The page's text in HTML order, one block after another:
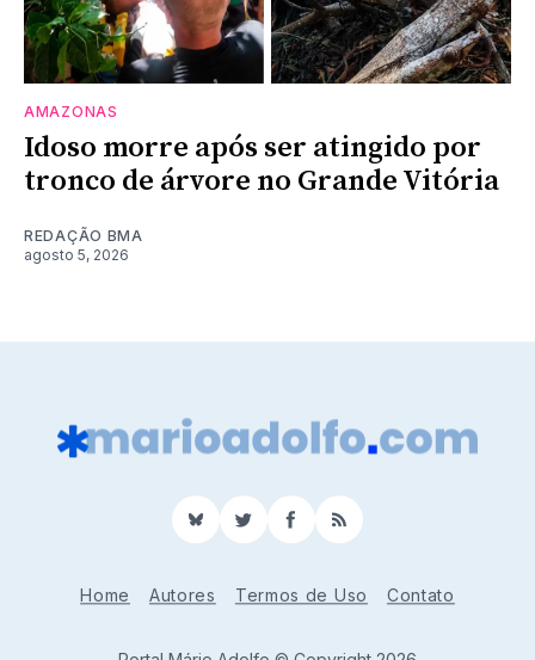
AMAZONAS
Idoso morre após ser atingido por
tronco de árvore no Grande Vitória
REDAÇÃO BMA
agosto 5, 2026
BlueSkyTwitterFacebook
RSS
Home Autores Termos de Uso Contato